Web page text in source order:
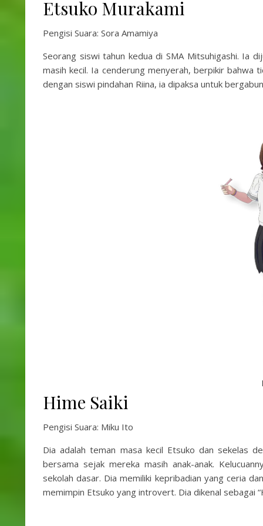
Etsuko Murakami
Pengisi Suara: Sora Amamiya
Seorang siswi tahun kedua di SMA Mitsuhigashi. Ia
masih kecil. Ia cenderung menyerah, berpikir
dengan siswi pindahan Riina, ia dipaksa untuk
Hime Saiki
Pengisi Suara: Miku Ito
Dia adalah teman masa kecil Etsuko dan sekelas
bersama sejak mereka masih anak-anak.
sekolah dasar. Dia memiliki kepribadian yang ceria
memimpin Etsuko yang introvert. Dia dikenal sebagai